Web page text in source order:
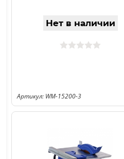
Нет в наличии
Артикул: WM-15200-3